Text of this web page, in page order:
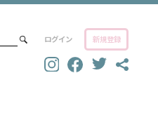
ログイン 新規登録